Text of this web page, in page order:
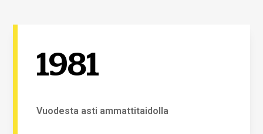
1981
Vuodesta asti ammattitaidolla